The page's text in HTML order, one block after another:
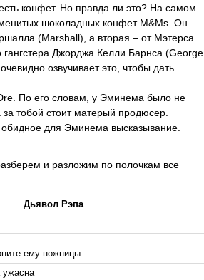
конфет. Но правда ли это? На самом
шоколадных конфет M&Ms. Он
(Marshall), а вторая – от Мэтерса
Джорджа Келли Барнса (George
озвучивает это, чтобы дать
По его словам, у Эминема было не
тобой стоит матерый продюсер.
для Эминема высказывание.
и разложим по полочкам все
Дьявол Рэпа
ему ножницы
ужасна